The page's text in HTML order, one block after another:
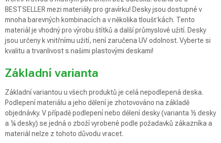
BESTSELLER mezi materiály pro gravírku! Desky jsou dostupné v
mnoha barevných kombinacích a v několika tloušťkách. Tento
materiál je vhodný pro výrobu štítků a další průmyslové užití. Desky
jsou určeny k vnitřnímu užití, není zaručena UV odolnost. Vyberte si
kvalitu a trvanlivost s našimi plastovými deskami!
Základní varianta
Základní variantou u všech produktů je celá nepodlepená deska.
Podlepení materiálu a jeho dělení je zhotovováno na základě
objednávky. V případě podlepení nebo dělení desky (varianta ½ desky
a ¼ desky) se jedná o zboží vyrobené podle požadavků zákazníka a
materiál nelze z tohoto důvodu vracet.